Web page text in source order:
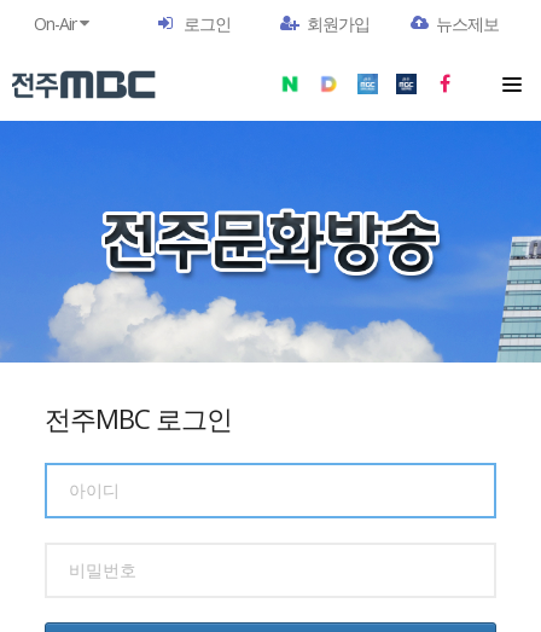
On-Air 로그인 회원가입 뉴스제보
전주MBC 로그인